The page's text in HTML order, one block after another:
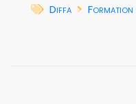
Diffa
Formation